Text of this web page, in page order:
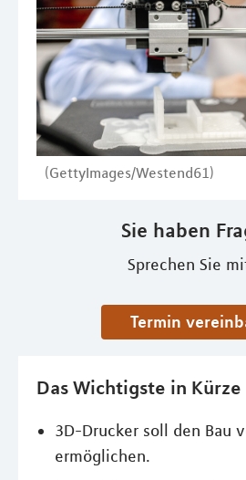
(GettyImages/Westend61)
Sie haben
Sprechen Sie
Termin
Das Wichtigste in Kürze
3D-Drucker soll den Bau
ermöglichen.